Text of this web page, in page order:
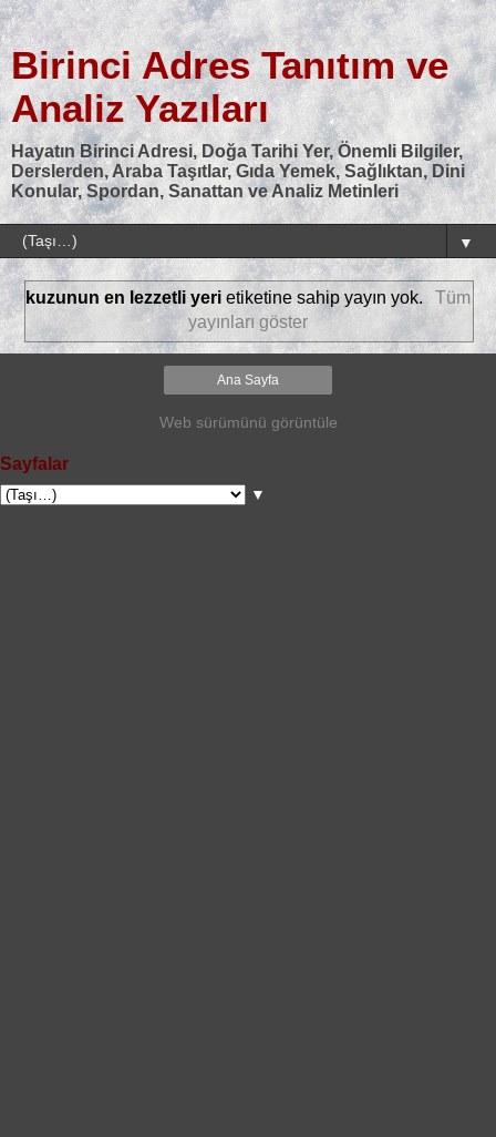
Birinci Adres Tanıtım ve
Analiz Yazıları
Hayatın Birinci Adresi, Doğa Tarihi Yer, Önemli Bilgiler,
Derslerden, Araba Taşıtlar, Gıda Yemek, Sağlıktan, Dini
Konular, Spordan, Sanattan ve Analiz Metinleri
▼
kuzunun en lezzetli yeri etiketine sahip yayın yok.
Tüm
yayınları göster
Ana Sayfa
Web sürümünü görüntüle
Sayfalar
▼